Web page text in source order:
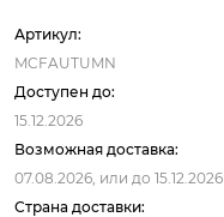
Артикул:
MCFAUTUMN
Доступен до:
15.12.2026
Возможная доставка:
07.08.2026, или до 15.12.2026
Страна доставки: